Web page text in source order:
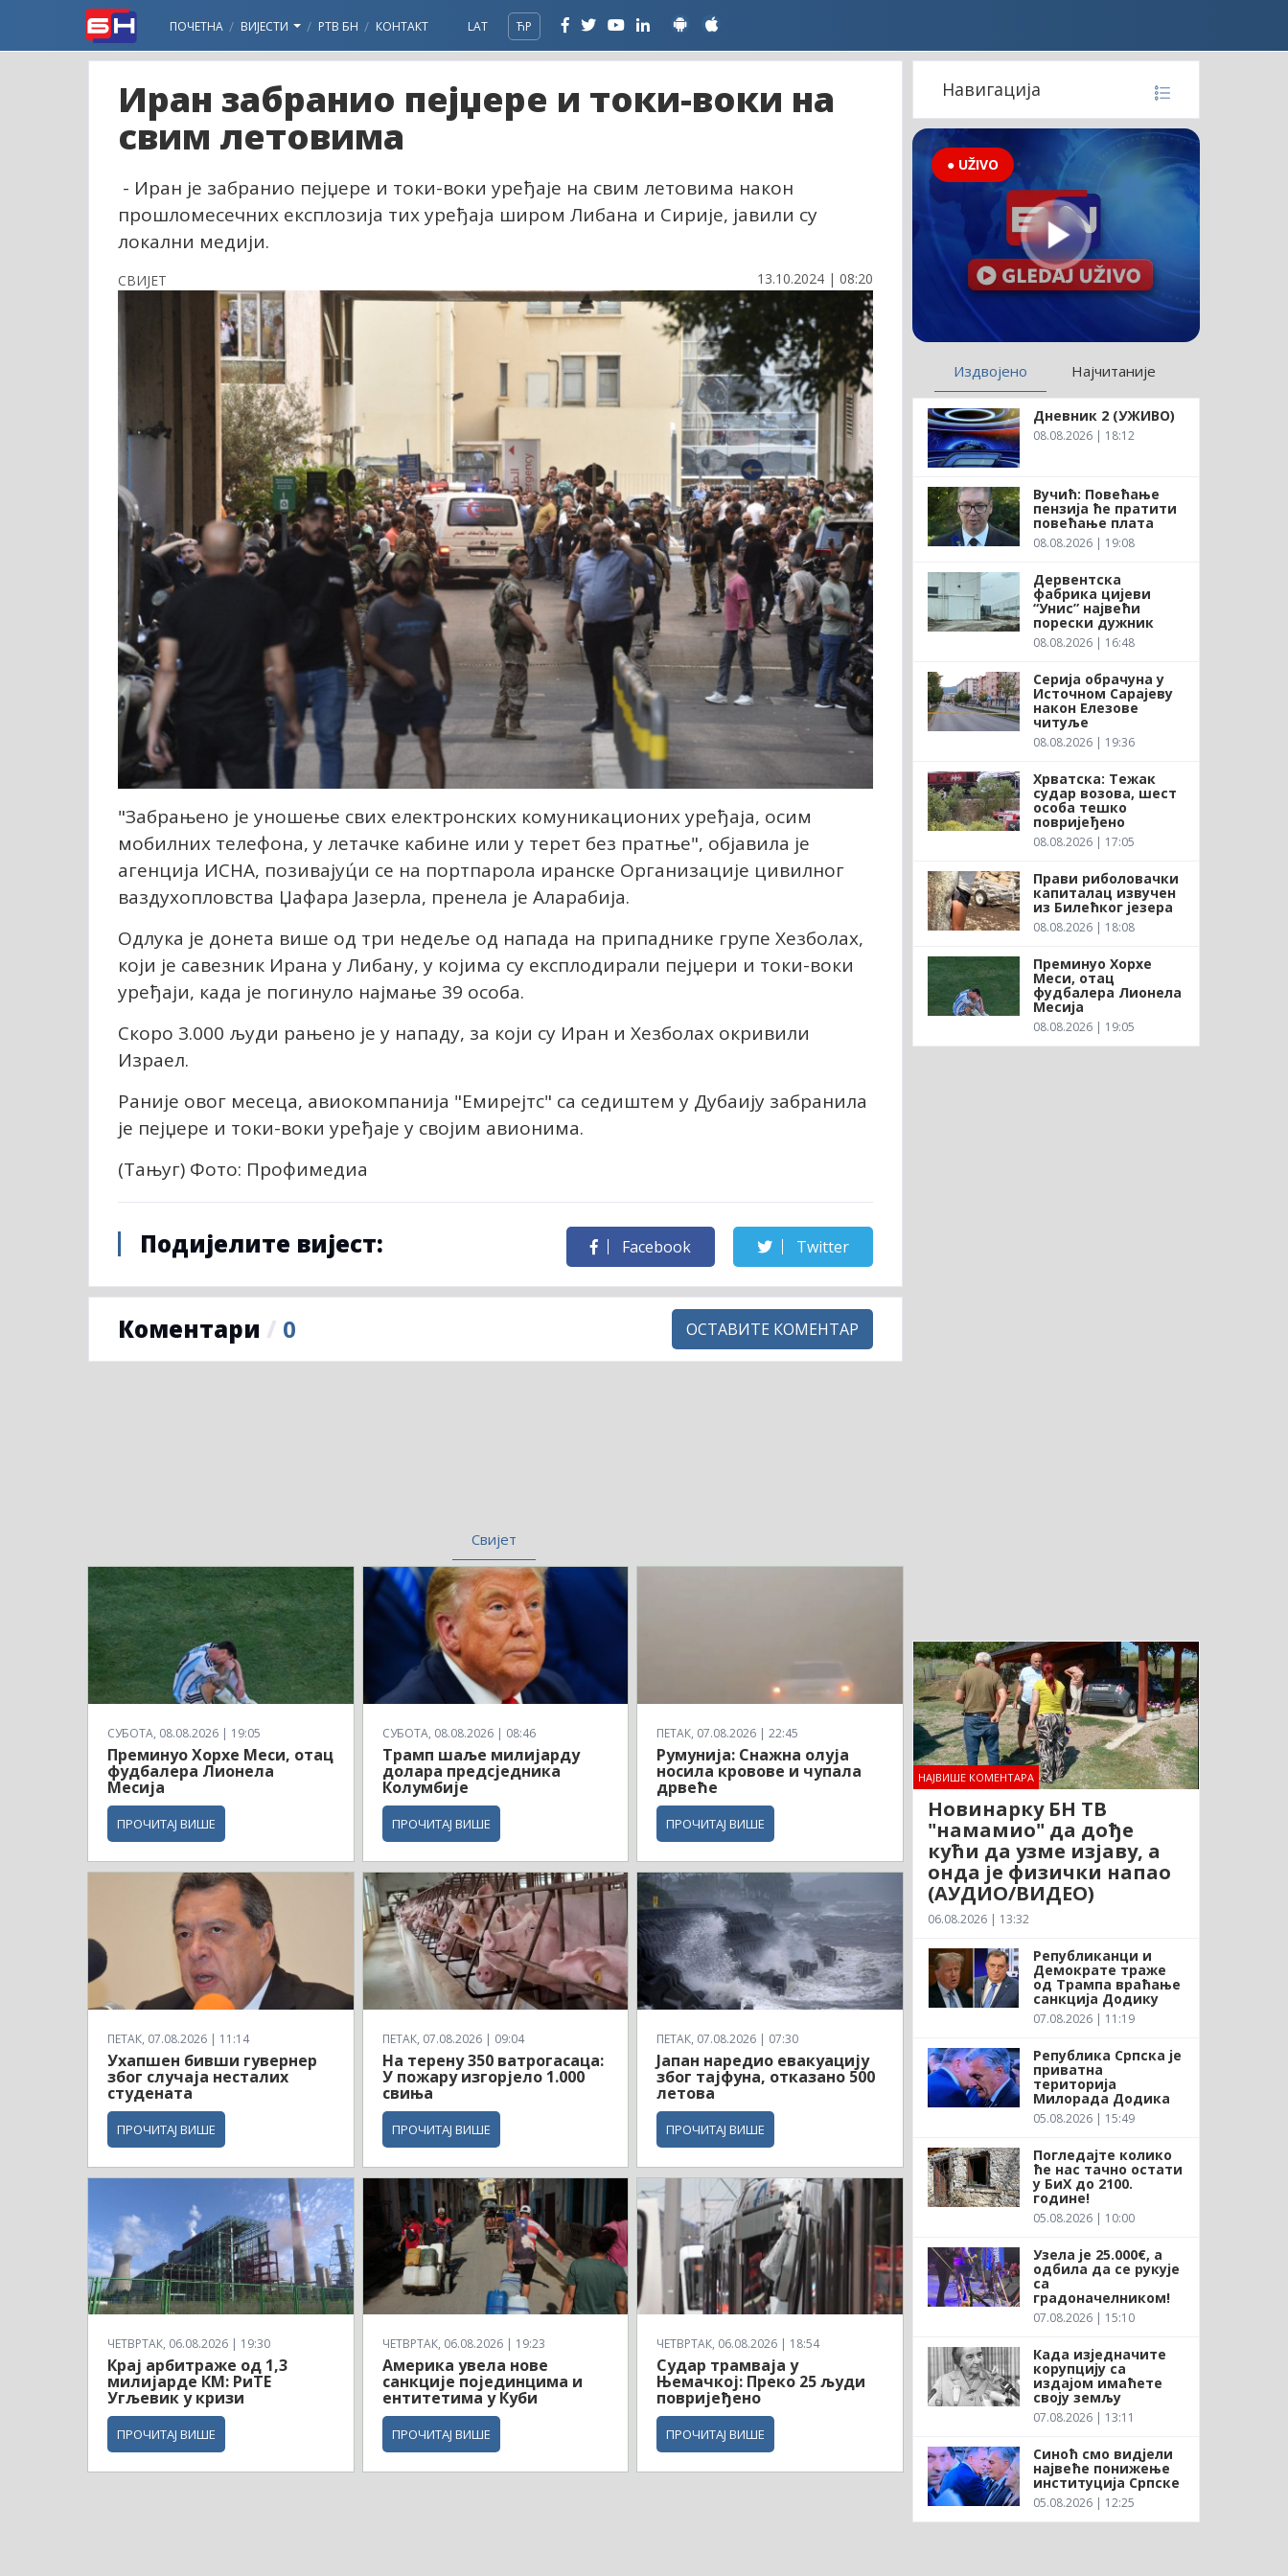
ПОЧЕТНА ВИЈЕСТИ РТВ БН КОНТАКТ LAT ЋР
Иран забранио пејџере и токи-воки на
свим летовима
- Иран је забранио пејџере и токи-воки уређаје на свим летовима након
прошломесечних експлозија тих уређаја широм Либана и Сирије, јавили су
локални медији.
СВИЈЕТ 13.10.2024 | 08:20
"Забрањено је уношење свих електронских комуникационих уређаја, осим
мобилних телефона, у летачке кабине или у терет без пратње", објавила је
агенција ИСНА, позивајуц́и се на портпарола иранске Организације цивилног
ваздухопловства Џафара Јазерла, пренела је Аларабија.
Одлука је донета више од три недеље од напада на припаднике групе Хезболах,
који је савезник Ирана у Либану, у којима су експлодирали пејџери и токи-воки
уређаји, када је погинуло најмање 39 особа.
Скоро 3.000 људи рањено је у нападу, за који су Иран и Хезболах окривили
Израел.
Раније овог месеца, авиокомпанија "Емирејтс" са седиштем у Дубаију забранила
је пејџере и токи-воки уређаје у својим авионима.
(Тањуг) Фото: Профимедиа
Подијелите вијест: Facebook Twitter
Коментари / 0 ОСТАВИТЕ КОМЕНТАР
Свијет
СУБОТА, 08.08.2026 | 19:05
Преминуо Хорхе Меси, отац
фудбалера Лионела
Месија
ПРОЧИТАЈ ВИШЕ
СУБОТА, 08.08.2026 | 08:46
Трамп шаље милијарду
долара предсједника
Колумбије
ПРОЧИТАЈ ВИШЕ
ПЕТАК, 07.08.2026 | 22:45
Румунија: Снажна олуја
носила кровове и чупала
дрвеће
ПРОЧИТАЈ ВИШЕ
ПЕТАК, 07.08.2026 | 11:14
Ухапшен бивши гувернер
због случаја несталих
студената
ПРОЧИТАЈ ВИШЕ
ПЕТАК, 07.08.2026 | 09:04
На терену 350 ватрогасаца:
У пожару изгорјело 1.000
свиња
ПРОЧИТАЈ ВИШЕ
ПЕТАК, 07.08.2026 | 07:30
Јапан наредио евакуацију
због тајфуна, отказано 500
летова
ПРОЧИТАЈ ВИШЕ
ЧЕТВРТАК, 06.08.2026 | 19:30
Крај арбитраже од 1,3
милијарде КМ: РиТЕ
Угљевик у кризи
ПРОЧИТАЈ ВИШЕ
ЧЕТВРТАК, 06.08.2026 | 19:23
Америка увела нове
санкције појединцима и
ентитетима у Куби
ПРОЧИТАЈ ВИШЕ
ЧЕТВРТАК, 06.08.2026 | 18:54
Судар трамваја у
Њемачкој: Преко 25 људи
повријеђено
ПРОЧИТАЈ ВИШЕ
Навигација
● UŽIVO
Издвојено Најчитаније
Дневник 2 (УЖИВО)
08.08.2026 | 18:12
Вучић: Повећање
пензија ће пратити
повећање плата
08.08.2026 | 19:08
Дервентска
фабрика цијеви
“Унис” највећи
порески дужник
08.08.2026 | 16:48
Серија обрачуна у
Источном Сарајеву
након Елезове
читуље
08.08.2026 | 19:36
Хрватска: Тежак
судар возова, шест
особа тешко
повријеђено
08.08.2026 | 17:05
Прави риболовачки
капиталац извучен
из Билећког језера
08.08.2026 | 18:08
Преминуо Хорхе
Меси, отац
фудбалера Лионела
Месија
08.08.2026 | 19:05
НАЈВИШЕ КОМЕНТАРА
Новинарку БН ТВ
"намамио" да дође
кући да узме изјаву, а
онда је физички напао
(АУДИО/ВИДЕО)
06.08.2026 | 13:32
Републиканци и
Демократе траже
од Трампа враћање
санкција Додику
07.08.2026 | 11:19
Република Српска је
приватна
територија
Милорада Додика
05.08.2026 | 15:49
Погледајте колико
ће нас тачно остати
у БиХ до 2100.
године!
05.08.2026 | 10:00
Узела је 25.000€, а
одбила да се рукује
са
градоначелником!
07.08.2026 | 15:10
Када изједначите
корупцију са
издајом имаћете
своју земљу
07.08.2026 | 13:11
Синоћ смо видјели
највеће понижење
институција Српске
05.08.2026 | 12:25